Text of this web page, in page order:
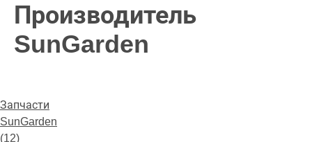
Производитель
SunGarden
Запчасти
SunGarden
(12)